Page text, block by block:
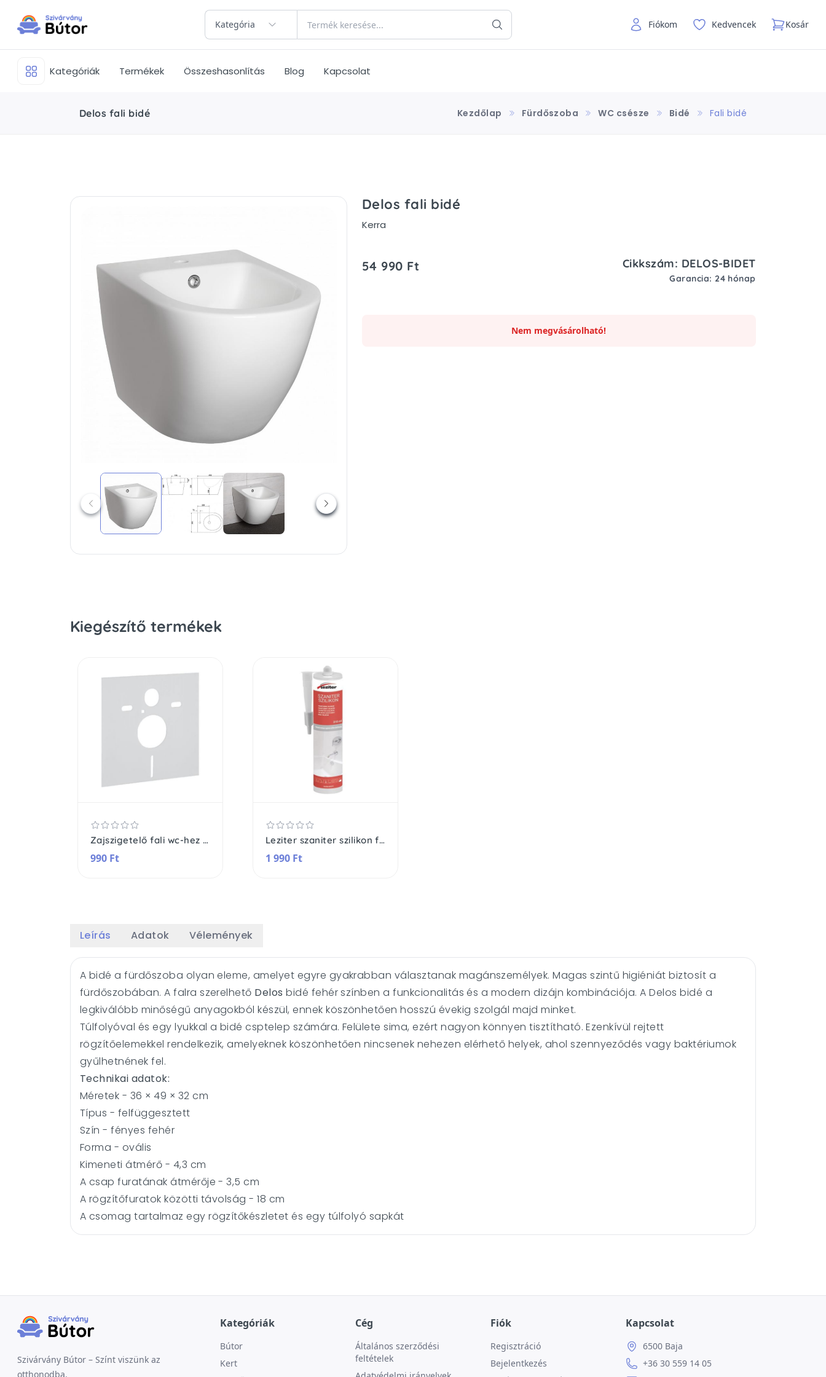
Kategória Fiókom Kedvencek Kosár
Kategóriák Termékek Összeshasonlítás Blog Kapcsolat
Delos fali bidé Kezdőlap Fürdőszoba WC csésze Bidé Fali bidé
Delos fali bidé
Kerra
54 990 Ft Cikkszám: DELOS-BIDET
Garancia: 24 hónap
Nem megvásárolható!
Kiegészítő termékek
Zajszigetelő fali wc-hez és bidé-hez 39x42x1 cm
990 Ft
Leziter szaniter szilikon fehér
1 990 Ft
Leírás Adatok Vélemények
A bidé a fürdőszoba olyan eleme, amelyet egyre gyakrabban választanak magánszemélyek. Magas szintű higiéniát biztosít a
fürdőszobában. A falra szerelhető Delos bidé fehér színben a funkcionalitás és a modern dizájn kombinációja. A Delos bidé a
legkiválóbb minőségű anyagokból készül, ennek köszönhetően hosszú évekig szolgál majd minket.
Túlfolyóval és egy lyukkal a bidé csptelep számára. Felülete sima, ezért nagyon könnyen tisztítható. Ezenkívül rejtett
rögzítőelemekkel rendelkezik, amelyeknek köszönhetően nincsenek nehezen elérhető helyek, ahol szennyeződés vagy baktériumok
gyűlhetnének fel.
Technikai adatok:
Méretek - 36 × 49 × 32 cm
Típus - felfüggesztett
Szín - fényes fehér
Forma - ovális
Kimeneti átmérő - 4,3 cm
A csap furatának átmérője - 3,5 cm
A rögzítőfuratok közötti távolság - 18 cm
A csomag tartalmaz egy rögzítőkészletet és egy túlfolyó sapkát
Szivárvány Bútor – Színt viszünk az
otthonodba.
Kategóriák
Bútor
Kert
Cég
Általános szerződési
feltételek
Fiók
Regisztráció
Bejelentkezés
Kapcsolat
6500 Baja
+36 30 559 14 05